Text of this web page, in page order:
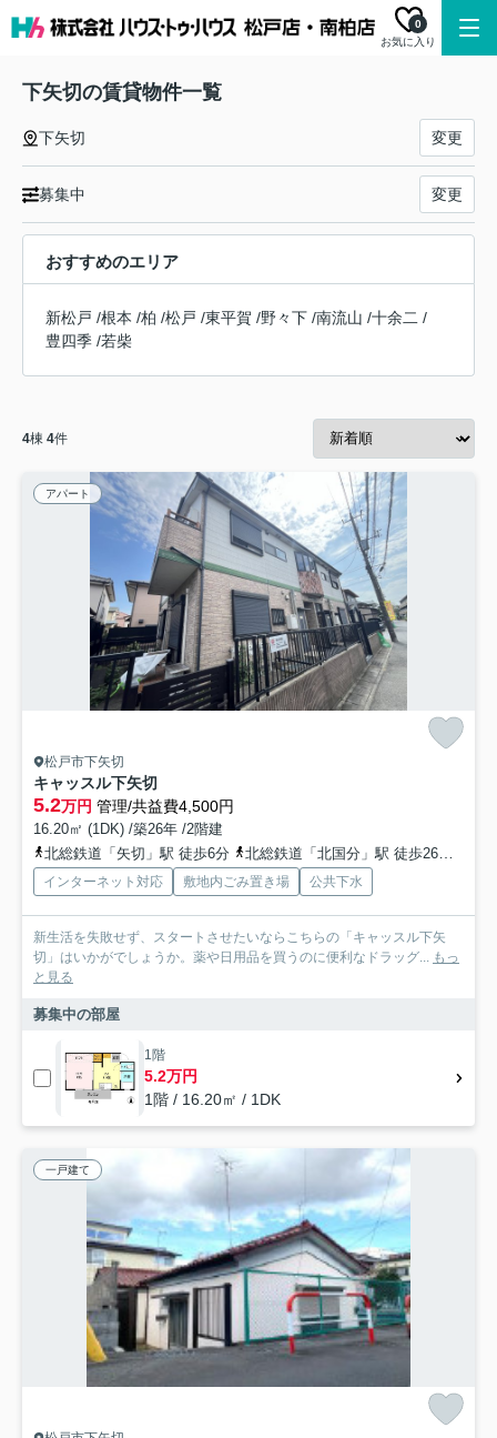
お気に入り
0
下矢切の賃貸物件一覧
下矢切 変更
募集中 変更
おすすめのエリア
新松戸 /根本 /柏 /松戸 /東平賀 /野々下 /南流山 /十余二 /
豊四季 /若柴
4棟 4件
アパート
松戸市下矢切
キャッスル下矢切
5.2万円 管理/共益費4,500円
16.20㎡ (1DK) /築26年 /2階建
北総鉄道「矢切」駅 徒歩6分
北総鉄道「北国分」駅 徒歩26分
インターネット対応 敷地内ごみ置き場 公共下水
新生活を失敗せず、スタートさせたいならこちらの「キャッスル下矢
切」はいかがでしょうか。薬や日用品を買うのに便利なドラッグ... もっ
と見る
募集中の部屋
1階
5.2万円
1階 / 16.20㎡ / 1DK
一戸建て